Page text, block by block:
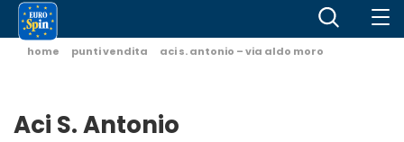
home punti vendita aci s. antonio – via aldo moro
Aci S. Antonio